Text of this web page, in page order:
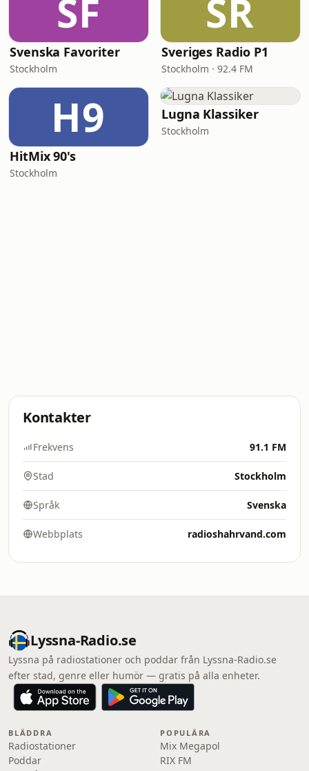
SF
Svenska Favoriter
Stockholm
SR
Sveriges Radio P1
Stockholm · 92.4 FM
H9
HitMix 90's
Stockholm
Lugna Klassiker
Stockholm
Kontakter
Frekvens 91.1 FM
Stad Stockholm
Språk Svenska
Webbplats radioshahrvand.com
Lyssna-Radio.se
Lyssna på radiostationer och poddar från Lyssna-Radio.se
efter stad, genre eller humör — gratis på alla enheter.
BLÄDDRA
Radiostationer
Poddar
POPULÄRA
Mix Megapol
RIX FM